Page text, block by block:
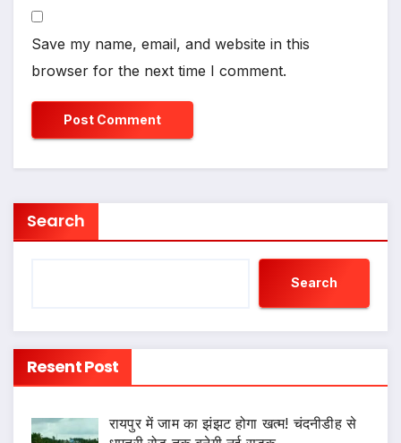
Save my name, email, and website in this
browser for the next time I comment.
Search
Search
Resent Post
रायपुर में जाम का झंझट होगा खत्म! चंदनीडीह से